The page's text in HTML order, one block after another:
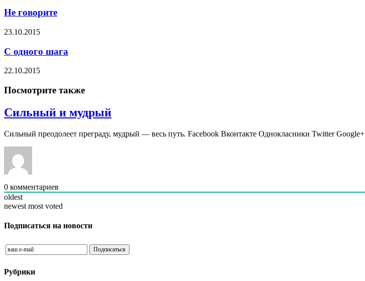
Не говорите
23.10.2015
С одного шага
22.10.2015
Посмотрите также
Сильный и мудрый
Сильный преодолеет преграду, мудрый — весь путь. Facebook Вконтакте Однокласники Twitter Google+
0 комментариев
oldest
newest most voted
Подписаться на новости
Рубрики